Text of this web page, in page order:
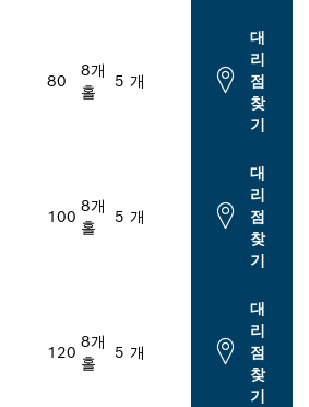
80
8개
홀
5 개
대
리
점
찾
기
100
8개
홀
5 개
대
리
점
찾
기
120
8개
홀
5 개
대
리
점
찾
기